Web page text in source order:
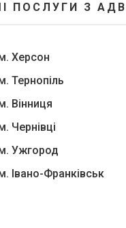
ПОСЛУГИ З
Херсон
Тернопіль
Вінниця
Чернівці
Ужгород
Івано-Франківськ